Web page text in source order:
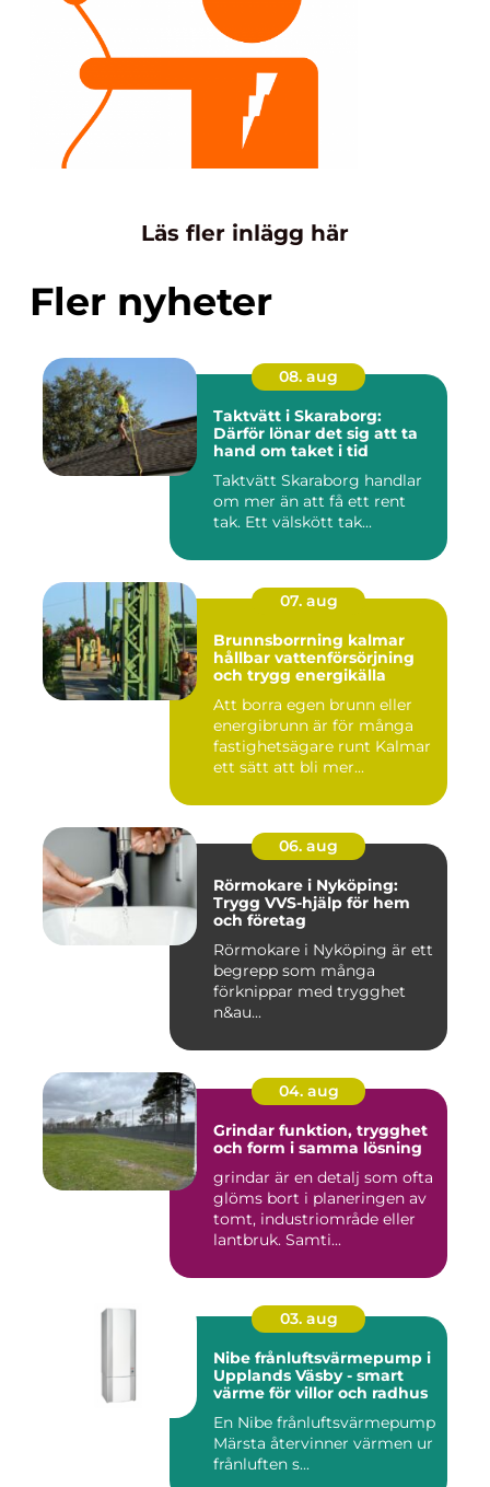
Läs fler inlägg här
Fler nyheter
08. aug
Taktvätt i Skaraborg:
Därför lönar det sig att ta
hand om taket i tid
Taktvätt Skaraborg handlar
om mer än att få ett rent
tak. Ett välskött tak...
07. aug
Brunnsborrning kalmar
hållbar vattenförsörjning
och trygg energikälla
Att borra egen brunn eller
energibrunn är för många
fastighetsägare runt Kalmar
ett sätt att bli mer...
06. aug
Rörmokare i Nyköping:
Trygg VVS-hjälp för hem
och företag
Rörmokare i Nyköping är ett
begrepp som många
förknippar med trygghet
n&au...
04. aug
Grindar funktion, trygghet
och form i samma lösning
grindar är en detalj som ofta
glöms bort i planeringen av
tomt, industriområde eller
lantbruk. Samti...
03. aug
Nibe frånluftsvärmepump i
Upplands Väsby - smart
värme för villor och radhus
En Nibe frånluftsvärmepump
Märsta återvinner värmen ur
frånluften s...